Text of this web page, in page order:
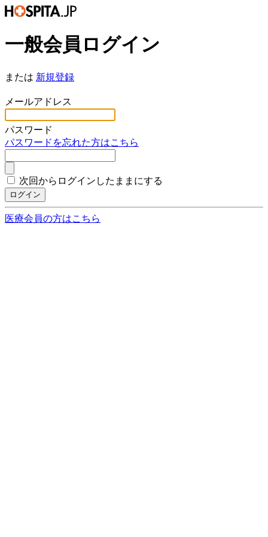
一般会員ログイン
または 新規登録
メールアドレス
パスワード
パスワードを忘れた方はこちら
次回からログインしたままにする
ログイン
医療会員の方はこちら